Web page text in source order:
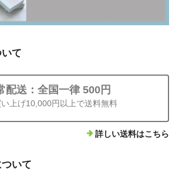
て
配送：全国一律 500円
い上げ10,000円以上で送料無料
詳しい送料はこちら
いて